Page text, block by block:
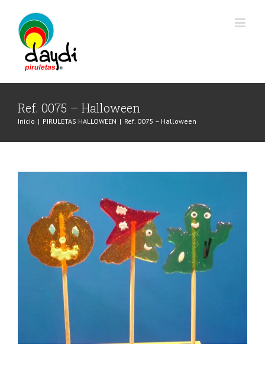
contenido
Ref. 0075 – Halloween
Inicio | PIRULETAS HALLOWEEN | Ref. 0075 – Halloween